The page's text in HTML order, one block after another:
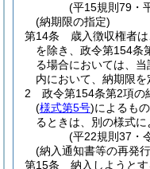
(平15規則79・
(納期限の指定)
第14条
歳入徴収権者
を除き、政令第154条
る場合においては、
内において、納期限を
2
政令第154条第2項の
(様式第5号)によるもの
るときは、別の様式に
(平22規則37・
(納入通知書等の再発
第15条
納入しようと